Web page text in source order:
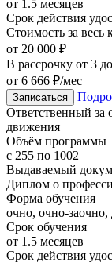
от 1.5 месяцев
Срок действия
Стоимость за весь
от 20 000 ₽
В рассрочку от 3
от 6 666 ₽/мес
Записаться
Ответственный за
движения
Объём программы
с 255 по 1002
Выдаваемый
Диплом о
Форма обучения
очно, очно-
Срок обучения
от 1.5 месяцев
Срок действия